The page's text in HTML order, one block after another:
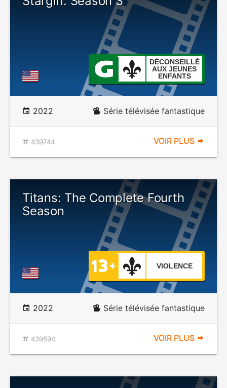
DÉCONSEILLÉ
AUX JEUNES
ENFANTS
2022 Série télévisée fantastique
439744 VOIR PLUS
Titans: The Complete Fourth
Season
VIOLENCE
2022 Série télévisée fantastique
439594 VOIR PLUS